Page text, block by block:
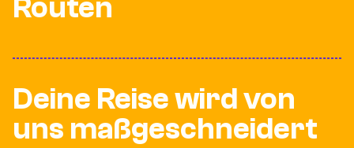
Routen
Deine Reise wird von
uns maßgeschneidert